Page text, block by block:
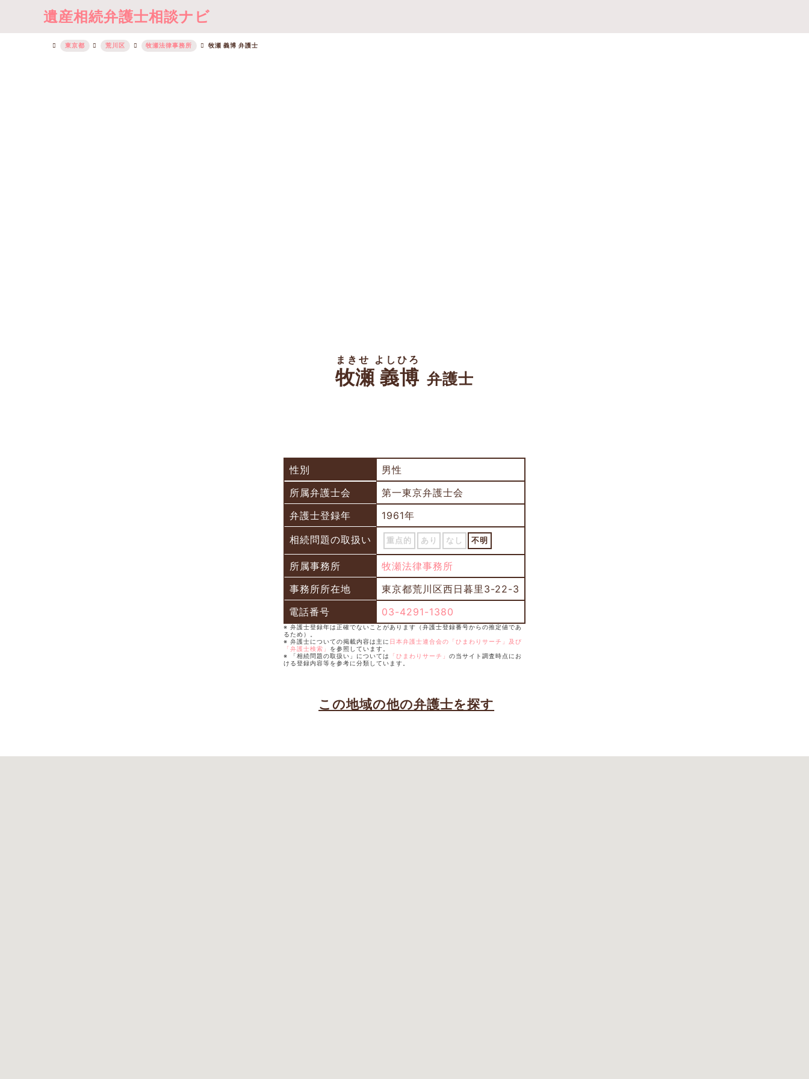
遺産相続弁護士相談ナビ
東京都 荒川区 牧瀬法律事務所 牧瀬 義博 弁護士
牧瀬 義博
まきせ よしひろ
弁護士
性別
男性
所属弁護士会
第一東京弁護士会
弁護士登録年
1961年
相続問題の取扱い
重点的 あり なし 不明
所属事務所
牧瀬法律事務所
事務所所在地
東京都荒川区西日暮里3-22-3
電話番号
03-4291-1380
※ 弁護士登録年は正確でないことがあります（弁護士登録番号からの推定値であ
るため）。
※ 弁護士についての掲載内容は主に 日本弁護士連合会の「ひまわりサーチ」及び
「弁護士検索」 を参照しています。
※ 「相続問題の取扱い」については
「ひまわりサーチ」 の当サイト調査時点にお
ける登録内容等を参考に分類しています。
この地域の他の弁護士を探す